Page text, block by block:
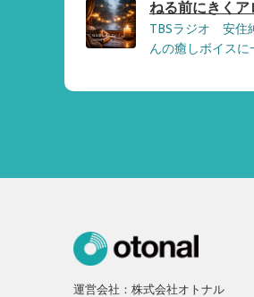
ねる前にきく
TBSラジオ 安住
んの癒しボイスに
運営会社：株式会社オトナル